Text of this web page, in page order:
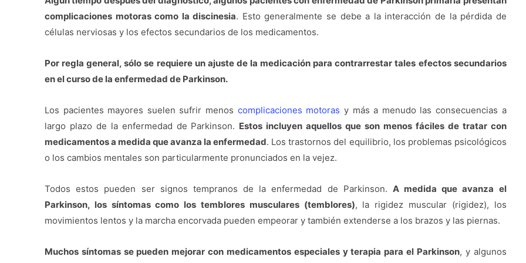
complicaciones motoras como la discinesia. Esto generalmente se debe a la interacción de la pérdida de
células nerviosas y los efectos secundarios de los medicamentos.
Por regla general, sólo se requiere un ajuste de la medicación para contrarrestar tales efectos secundarios
en el curso de la enfermedad de Parkinson.
Los pacientes mayores suelen sufrir menos complicaciones motoras y más a menudo las consecuencias a
largo plazo de la enfermedad de Parkinson. Estos incluyen aquellos que son menos fáciles de tratar con
medicamentos a medida que avanza la enfermedad. Los trastornos del equilibrio, los problemas psicológicos
o los cambios mentales son particularmente pronunciados en la vejez.
Todos estos pueden ser signos tempranos de la enfermedad de Parkinson. A medida que avanza el
Parkinson, los síntomas como los temblores musculares (temblores), la rigidez muscular (rigidez), los
movimientos lentos y la marcha encorvada pueden empeorar y también extenderse a los brazos y las piernas.
Muchos síntomas se pueden mejorar con medicamentos especiales y terapia para el Parkinson, y algunos